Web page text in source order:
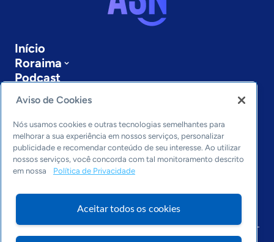
Início
Roraima
Podcast
Sobre a ASN
Últimas notícias
Entre em contato
Editorias
Economia & Política
Inovação & Tecnologia
Cultura empreendedora
Arquivo
Aviso de Cookies
Nós usamos cookies e outras tecnologias semelhantes para
melhorar a sua experiência em nossos serviços, personalizar
publicidade e recomendar conteúdo de seu interesse. Ao utilizar
nossos serviços, você concorda com tal monitoramento descrito
em nossa
Política de Privacidade
Aceitar todos os cookies